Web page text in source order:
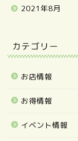
2021年8月
カテゴリー
お店情報
お得情報
イベント情報